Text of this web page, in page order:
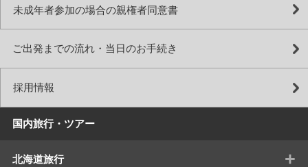
未成年者参加の場合の親権者同意書
ご出発までの流れ・当日のお手続き
採用情報
国内旅行・ツアー
北海道旅行 +